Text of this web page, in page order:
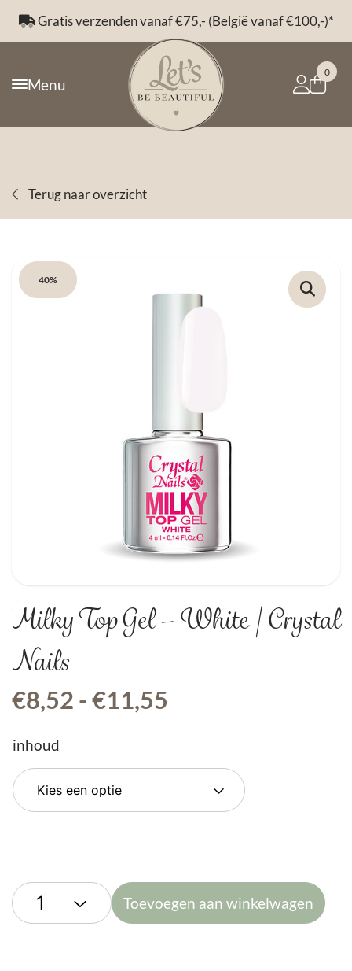
Gratis verzenden vanaf €75,- (België vanaf €100,-)*
Menu
0
Terug naar overzicht
40%
Milky Top Gel – White | Crystal
Nails
€8,52 -€11,55
€11,55
inhoud
Toevoegen aan winkelwagen